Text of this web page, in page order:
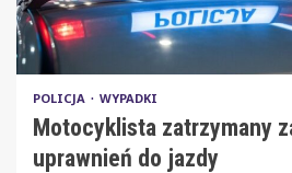
POLICJA WYPADKI
Motocyklista zatrzymany
uprawnień do jazdy